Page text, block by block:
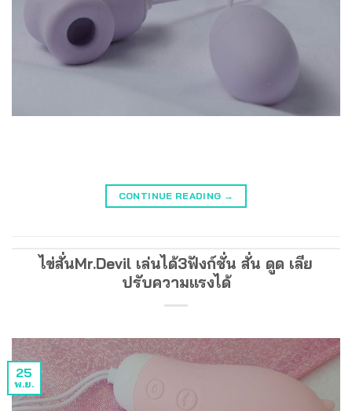
CONTINUE READING →
ไข่สั่นMr.Devil เล่นได้3ฟังก์ชั่น สั่น ดูด เลีย
ปรับความแรงได้
25
พ.ย.